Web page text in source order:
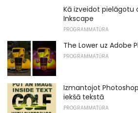
Kā izveidot pielāgotu
Inkscape
PROGRAMMATŪRA
The Lower uz Adobe
PROGRAMMATŪRA
Izmantojot
iekšā tekstā
PROGRAMMATŪRA